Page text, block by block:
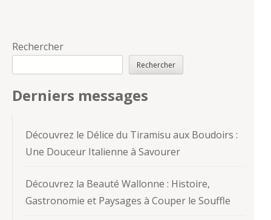
Rechercher
Rechercher
Derniers messages
Découvrez le Délice du Tiramisu aux Boudoirs :
Une Douceur Italienne à Savourer
Découvrez la Beauté Wallonne : Histoire,
Gastronomie et Paysages à Couper le Souffle